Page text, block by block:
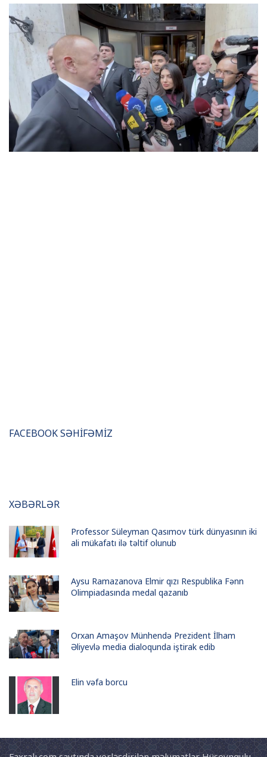
FACEBOOK SƏHİFƏMİZ
XƏBƏRLƏR
Professor Süleyman Qasımov türk dünyasının iki
ali mükafatı ilə təltif olunub
Aysu Ramazanova Elmir qızı Respublika Fənn
Olimpiadasında medal qazanıb
Orxan Amaşov Münhendə Prezident İlham
Əliyevlə media dialoqunda iştirak edib
Elin vəfa borcu